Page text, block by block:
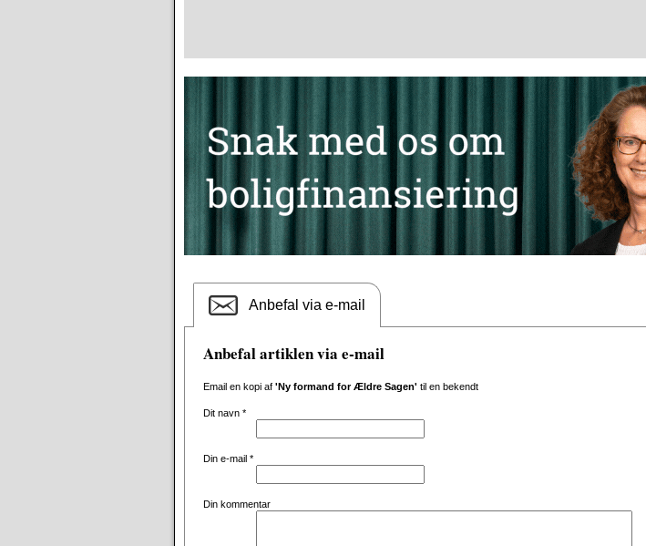
Anbefal via e-mail
Anbefal artiklen via e-mail
Email en kopi af 'Ny formand for Ældre Sagen' til en bekendt
Dit navn *
Din e-mail *
Din kommentar